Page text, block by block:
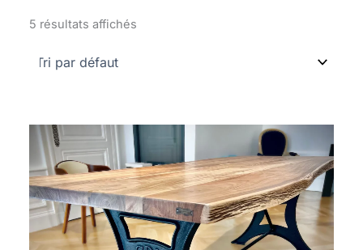
5 résultats affichés
Plage
de
prix :
1
650 €
à
2
490 €